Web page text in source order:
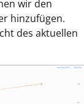
wir den
hinzufügen.
des aktuellen